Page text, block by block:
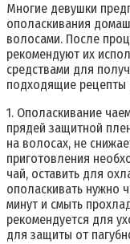
Многие девушки
ополаскивания
волосами. После
рекомендуют их
средствами для
подходящие рецепты
1. Ополаскивание
прядей защитной
на волосах, не
приготовления
чай, оставить для
ополаскивать нужно
минут и смыть
рекомендуется для
для защиты от